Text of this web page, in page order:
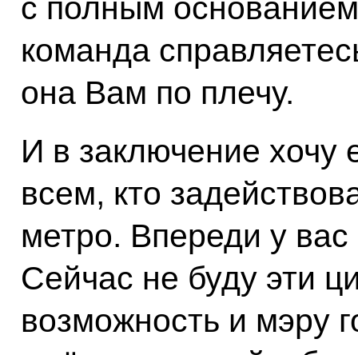
с полным
команда
она Вам по плечу.
И в заключение хочу
всем, кто
метро. Впереди у
Сейчас не буду эти
возможность и мэру